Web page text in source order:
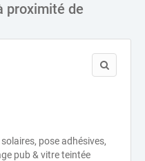
proximité de
pose adhésives,
pub & vitre teintée